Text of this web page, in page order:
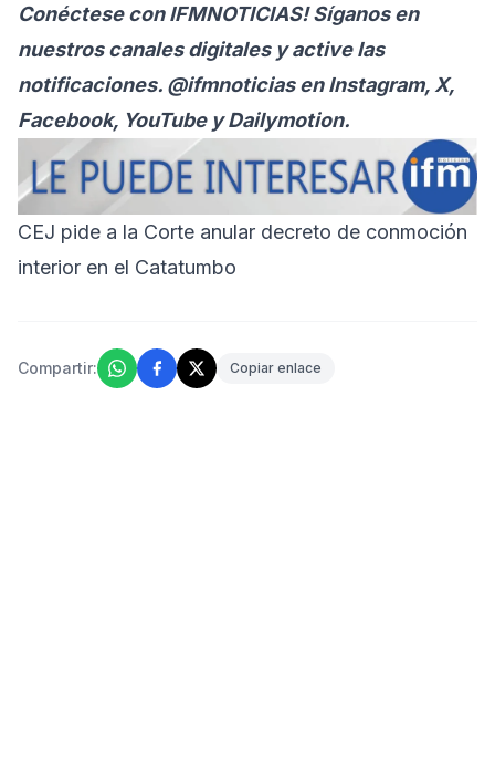
Conéctese conIFMNOTICIAS! Síganos en
nuestros canales digitales y active las
notificaciones. @ifmnoticias en Instagram, X,
Facebook, YouTube y Dailymotion.
CEJ pide a la Corte anular decreto de conmoción
interior en el Catatumbo
Compartir: Copiar enlace